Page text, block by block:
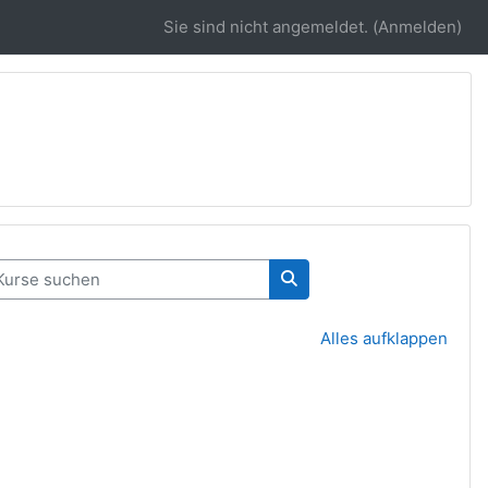
Sie sind nicht angemeldet. (Anmelden)
suchen
Kurse suchen
Alles aufklappen